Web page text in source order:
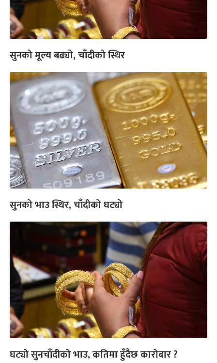
सुनको मूल्य बढ्यो, चाँदीको स्थिर
सुनको भाउ स्थिर, चाँदीको घट्यो
घट्यो सुनचाँदीको भाउ, कतिमा हुँदैछ कारोबार ?